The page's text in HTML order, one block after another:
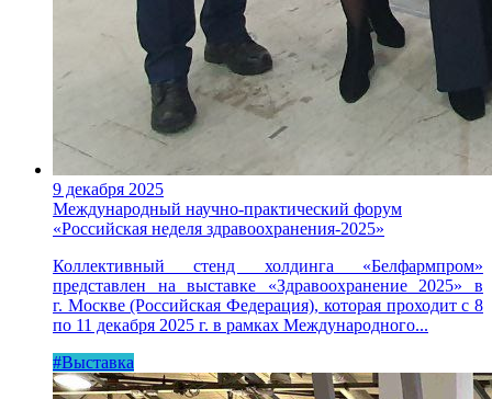
9 декабря 2025
Международный научно-практический форум
«Российская неделя здравоохранения-2025»
Коллективный стенд холдинга «Белфармпром»
представлен на выставке «Здравоохранение 2025» в
г. Москве (Российская Федерация), которая проходит с 8
по 11 декабря 2025 г. в рамках Международного...
#Выставка